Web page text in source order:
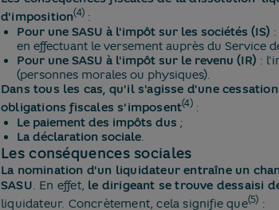
d'imposition(4) :
Pour une SASU à l'impôt sur les sociétés (IS)
en effectuant le versement auprès du Service
Pour une SASU à l'impôt sur le revenu (IR) :
(personnes morales ou physiques).
Dans tous les cas, qu'il s'agisse d'une
obligations fiscales s'imposent(4):
Le paiement des impôts dus ;
La déclaration sociale
Les conséquences sociales
La nomination d'un liquidateur entraîne un
SASU . En effet, le dirigeant se trouve dessaisi
liquidateur. Concrètement, cela signifie que(5) :